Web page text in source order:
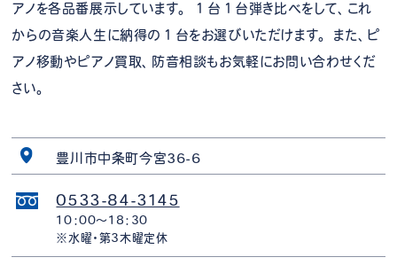
アノを各品番展示しています。 １台１台弾き比べをして、これ
からの音楽人生に納得の１台をお選びいただけます。 また、ピ
アノ移動やピアノ買取、防音相談もお気軽にお問い合わせくだ
さい。
豊川市中条町今宮36-6
0533-84-3145
10：00～18：30
※水曜・第3木曜定休